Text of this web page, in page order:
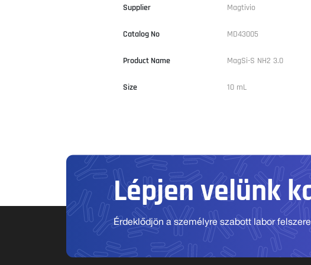
Supplier Magtivio
Catalog No MD43005
Product Name MagSi-S NH2 3.0
Size 10 mL
Lépjen velünk
Érdeklődjön a személyre szabott labor